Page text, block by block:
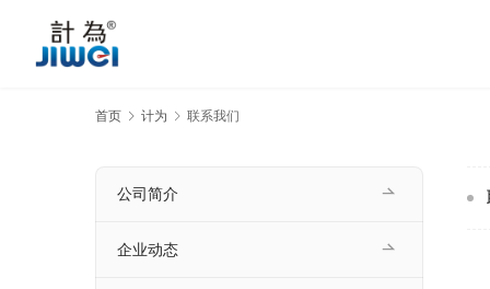
首页 计为 联系我们
公司简介
企业动态